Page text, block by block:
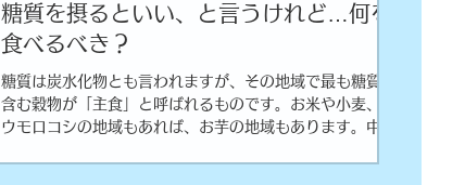
糖質を摂るといい、と言うけれど…何を
食べるべき？
糖質は炭水化物とも言われますが、その地域で最も糖質を
含む穀物が「主食」と呼ばれるものです。お米や小麦、ト
ウモロコシの地域もあれば、お芋の地域もあります。中で